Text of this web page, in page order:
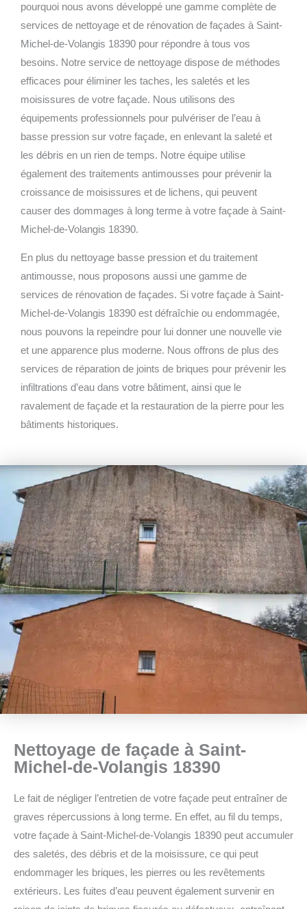
pourquoi nous avons développé une gamme complète de
services de nettoyage et de rénovation de façades à Saint-
Michel-de-Volangis 18390 pour répondre à tous vos
besoins. Notre service de nettoyage dispose de méthodes
efficaces pour éliminer les taches, les saletés et les
moisissures de votre façade. Nous utilisons des
équipements professionnels pour pulvériser de l’eau à
basse pression sur votre façade, en enlevant la saleté et
les débris en un rien de temps. Notre équipe utilise
également des traitements antimousses pour prévenir la
croissance de moisissures et de lichens, qui peuvent
causer des dommages à long terme à votre façade à Saint-
Michel-de-Volangis 18390.
En plus du nettoyage basse pression et du traitement
antimousse, nous proposons aussi une gamme de
services de rénovation de façades. Si votre façade à Saint-
Michel-de-Volangis 18390 est défraîchie ou endommagée,
nous pouvons la repeindre pour lui donner une nouvelle vie
et une apparence plus moderne. Nous offrons de plus des
services de réparation de joints de briques pour prévenir les
infiltrations d’eau dans votre bâtiment, ainsi que le
ravalement de façade et la restauration de la pierre pour les
bâtiments historiques.
Nettoyage de façade à Saint-
Michel-de-Volangis 18390
Le fait de négliger l’entretien de votre façade peut entraîner de
graves répercussions à long terme. En effet, au fil du temps,
votre façade à Saint-Michel-de-Volangis 18390 peut accumuler
des saletés, des débris et de la moisissure, ce qui peut
endommager les briques, les pierres ou les revêtements
extérieurs. Les fuites d’eau peuvent également survenir en